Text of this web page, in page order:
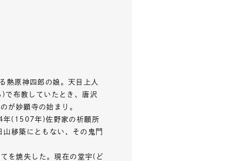
熱原神四郎の娘。天目上人
で布教していたとき、唐沢
が妙顕寺の始まり。
年(1507年)佐野家の祈願所
移築にともない、その鬼門
を焼失した。現在の堂宇(ど